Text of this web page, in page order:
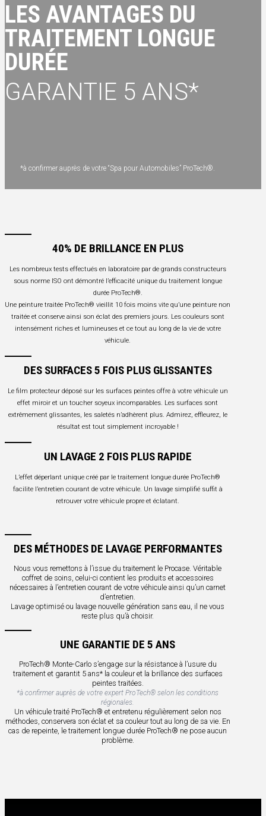
LES AVANTAGES DU
TRAITEMENT LONGUE
DURÉE
GARANTIE 5 ANS*
*à confirmer auprès de votre “Spa pour Automobiles” ProTech®.
40% DE BRILLANCE EN PLUS
Les nombreux tests effectués en laboratoire par de grands constructeurs
sous norme ISO ont démontré l’efficacité unique du traitement longue
durée ProTech®.
Une peinture traitée ProTech® vieillit 10 fois moins vite qu’une peinture non
traitée et conserve ainsi son éclat des premiers jours. Les couleurs sont
intensément riches et lumineuses et ce tout au long de la vie de votre
véhicule.
DES SURFACES 5 FOIS PLUS GLISSANTES
Le film protecteur déposé sur les surfaces peintes offre à votre véhicule un
effet miroir et un toucher soyeux incomparables. Les surfaces sont
extrêmement glissantes, les saletés n’adhèrent plus. Admirez, effleurez, le
résultat est tout simplement incroyable !
UN LAVAGE 2 FOIS PLUS RAPIDE
L’effet déperlant unique créé par le traitement longue durée ProTech®
facilite l’entretien courant de votre véhicule. Un lavage simplifié suffit à
retrouver votre véhicule propre et éclatant.
DES MÉTHODES DE LAVAGE PERFORMANTES
Nous vous remettons à l’issue du traitement le Procase. Véritable
coffret de soins, celui-ci contient les produits et accessoires
nécessaires à l’entretien courant de votre véhicule ainsi qu’un carnet
d’entretien.
Lavage optimisé ou lavage nouvelle génération sans eau, il ne vous
reste plus qu’à choisir.
UNE GARANTIE DE 5 ANS
ProTech® Monte-Carlo s’engage sur la résistance à l’usure du
traitement et garantit 5 ans* la couleur et la brillance des surfaces
peintes traitées.
*à confirmer auprès de votre expert ProTech® selon les conditions
régionales.
Un véhicule traité ProTech® et entretenu régulièrement selon nos
méthodes, conservera son éclat et sa couleur tout au long de sa vie. En
cas de repeinte, le traitement longue durée ProTech® ne pose aucun
problème.